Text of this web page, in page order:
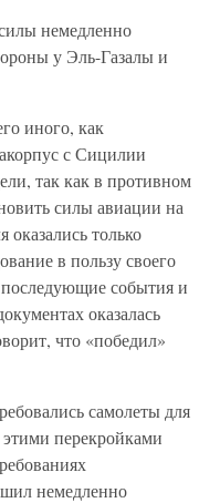
немедленно
у Эль-Газалы и
иного, как
с Сицилии
так как в противном
силы авиации на
только
в пользу своего
события и
оказалась
что «победил»
самолеты для
перекройками
немедленно